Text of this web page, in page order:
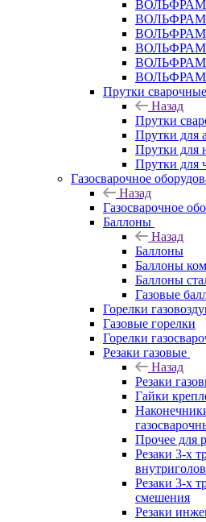
ВОЛЬФРАМ
ВОЛЬФРАМ
ВОЛЬФРАМ
ВОЛЬФРАМ
ВОЛЬФРАМ
ВОЛЬФРАМ
Прутки
Назад
Прутки
Прутки для
Прутки для
Прутки для
Газосварочное
Назад
Газосварочное
Баллоны
Назад
Баллоны
Баллоны
Баллоны
Газовые
Горелки
Газовые горелки
Горелки
Резаки газовые
Назад
Резаки
Гайки
Прочее для
Резаки 3-х
Резаки 3-х
смешения
Резаки